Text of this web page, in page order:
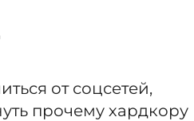
от соцсетей,
прочему хардкору